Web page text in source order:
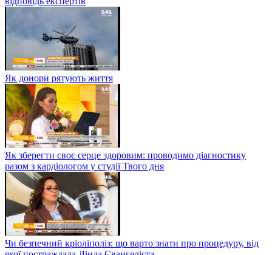
Як донори рятують життя
Як зберегти своє серце здоровим: проводимо діагностику
разом з кардіологом у студії Твого дня
Чи безпечний кріоліполіз: що варто знати про процедуру, від